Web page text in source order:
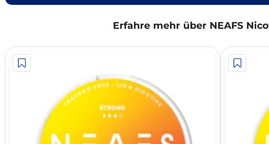
Erfahre mehr über NEAFS